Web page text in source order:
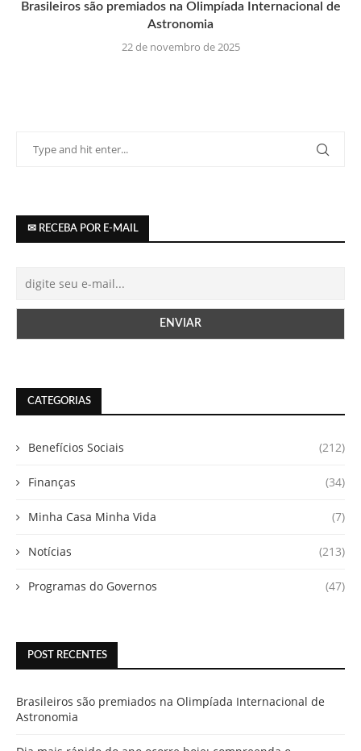
Brasileiros são premiados na Olimpíada Internacional de
Astronomia
22 de novembro de 2025
✉ RECEBA POR E-MAIL
CATEGORIAS
Benefícios Sociais (212)
Finanças (34)
Minha Casa Minha Vida (7)
Notícias (213)
Programas do Governos (47)
POST RECENTES
Brasileiros são premiados na Olimpíada Internacional de
Astronomia